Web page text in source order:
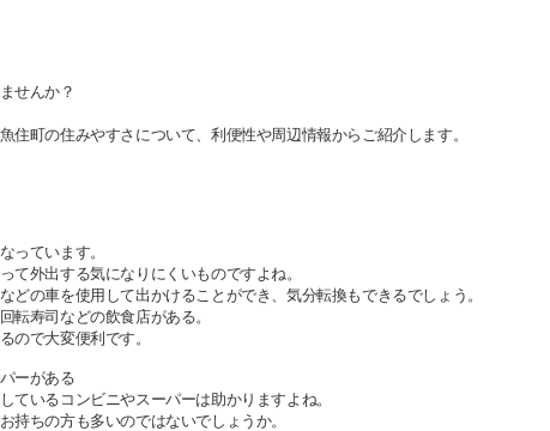
せんか？
住町の住みやすさについて、利便性や周辺情報からご紹介します。
っています。
て外出する気になりにくいものですよね。
どの車を使用して出かけることができ、気分転換もできるでしょう。
転寿司などの飲食店がある。
ので大変便利です。
ーがある
いるコンビニやスーパーは助かりますよね。
持ちの方も多いのではないでしょうか。